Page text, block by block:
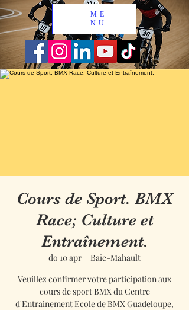
ME
NU
Cours de Sport. BMX
Race; Culture et
Entraînement.
do 10 apr
  |
Baie-Mahault
Veuillez confirmer votre participation aux
cours de sport BMX du Centre
d'Entrainement Ecole de BMX Guadeloupe,